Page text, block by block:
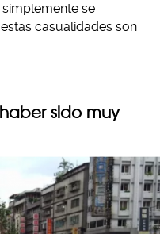
se
casualidades son
sido muy